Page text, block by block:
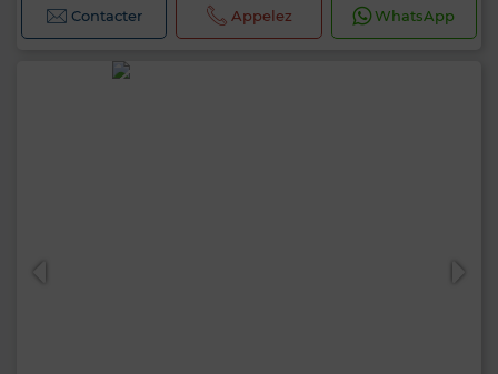
Contacter Appelez WhatsApp